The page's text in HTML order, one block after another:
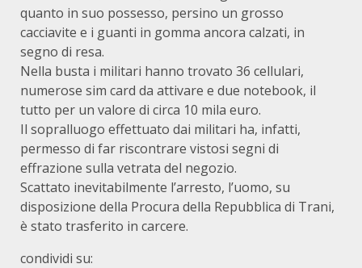
quanto in suo possesso, persino un grosso
cacciavite e i guanti in gomma ancora calzati, in
segno di resa.
Nella busta i militari hanno trovato 36 cellulari,
numerose sim card da attivare e due notebook, il
tutto per un valore di circa 10 mila euro.
Il sopralluogo effettuato dai militari ha, infatti,
permesso di far riscontrare vistosi segni di
effrazione sulla vetrata del negozio.
Scattato inevitabilmente l’arresto, l’uomo, su
disposizione della Procura della Repubblica di Trani,
è stato trasferito in carcere.
condividi su: